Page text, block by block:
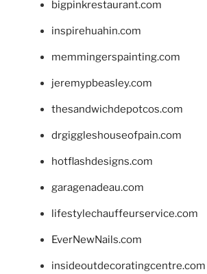
bigpinkrestaurant.com
inspirehuahin.com
memmingerspainting.com
jeremypbeasley.com
thesandwichdepotcos.com
drgiggleshouseofpain.com
hotflashdesigns.com
garagenadeau.com
lifestylechauffeurservice.com
EverNewNails.com
insideoutdecoratingcentre.com